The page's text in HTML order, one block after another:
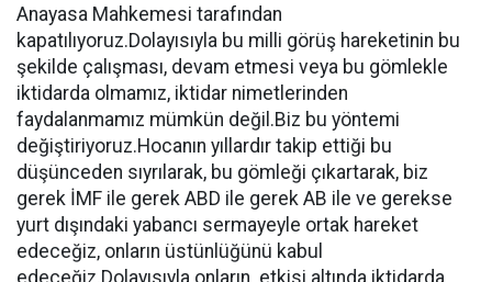
Anayasa Mahkemesi tarafından
kapatılıyoruz.Dolayısıyla bu milli görüş hareketinin bu
şekilde çalışması, devam etmesi veya bu gömlekle
iktidarda olmamız, iktidar nimetlerinden
faydalanmamız mümkün değil.Biz bu yöntemi
değiştiriyoruz.Hocanın yıllardır takip ettiği bu
düşünceden sıyrılarak, bu gömleği çıkartarak, biz
gerek İMF ile gerek ABD ile gerek AB ile ve gerekse
yurt dışındaki yabancı sermayeyle ortak hareket
edeceğiz, onların üstünlüğünü kabul
edeceğiz.Dolayısıyla onların etkisi altında iktidarda